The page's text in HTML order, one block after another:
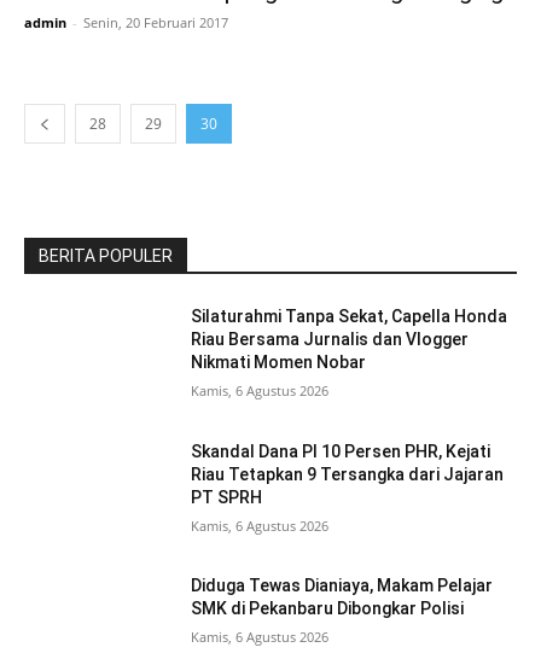
admin - Senin, 20 Februari 2017
28 29 30
BERITA POPULER
Silaturahmi Tanpa Sekat, Capella Honda
Riau Bersama Jurnalis dan Vlogger
Nikmati Momen Nobar
Kamis, 6 Agustus 2026
Skandal Dana PI 10 Persen PHR, Kejati
Riau Tetapkan 9 Tersangka dari Jajaran
PT SPRH
Kamis, 6 Agustus 2026
Diduga Tewas Dianiaya, Makam Pelajar
SMK di Pekanbaru Dibongkar Polisi
Kamis, 6 Agustus 2026